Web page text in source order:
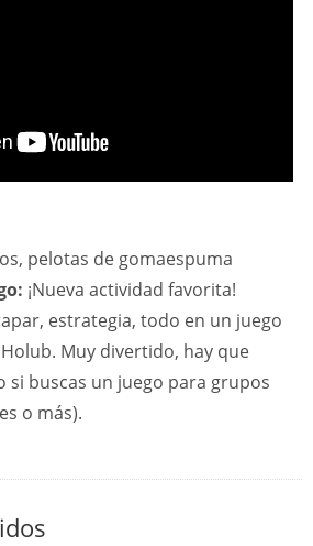
pelotas de gomaespuma
¡Nueva actividad favorita!
estrategia, todo en un juego
Muy divertido, hay que
buscas un juego para grupos
o más).